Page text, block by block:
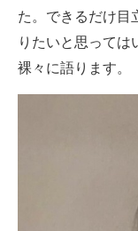
た。できるだけ目
りたいと思っては
裸々に語ります。